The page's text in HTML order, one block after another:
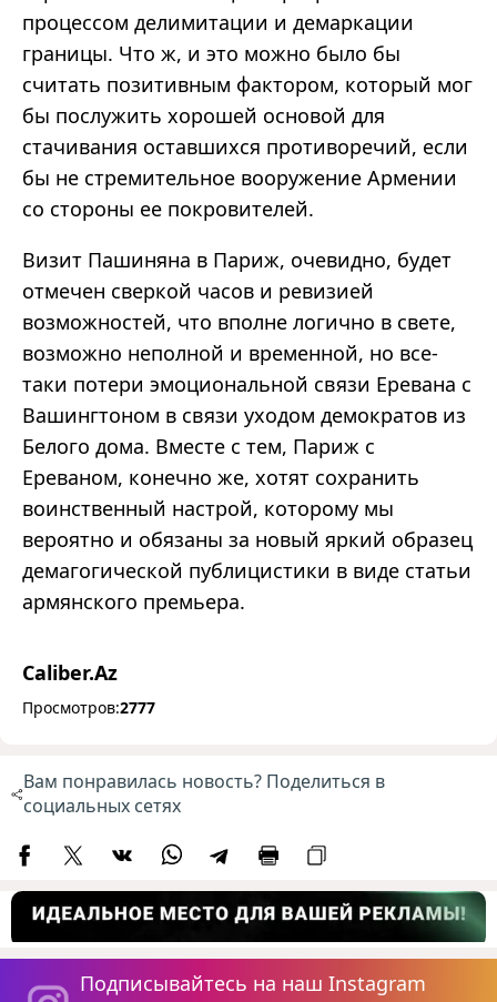
процессом делимитации и демаркации
границы. Что ж, и это можно было бы
считать позитивным фактором, который мог
бы послужить хорошей основой для
стачивания оставшихся противоречий, если
бы не стремительное вооружение Армении
со стороны ее покровителей.
Визит Пашиняна в Париж, очевидно, будет
отмечен сверкой часов и ревизией
возможностей, что вполне логично в свете,
возможно неполной и временной, но все-
таки потери эмоциональной связи Еревана с
Вашингтоном в связи уходом демократов из
Белого дома. Вместе с тем, Париж с
Ереваном, конечно же, хотят сохранить
воинственный настрой, которому мы
вероятно и обязаны за новый яркий образец
демагогической публицистики в виде статьи
армянского премьера.
Caliber.Az
Просмотров:2777
Вам понравилась новость? Поделиться в
социальных сетях
Подписывайтесь на наш Instagram